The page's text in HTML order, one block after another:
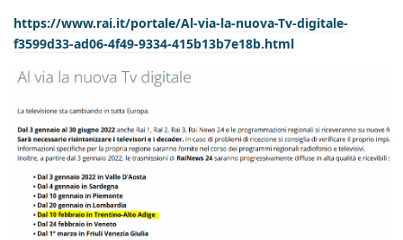
https://www.rai.it/portale/Al-via-la-nuova-Tv-digitale-
f3599d33-ad06-4f49-9334-415b13b7e18b.html